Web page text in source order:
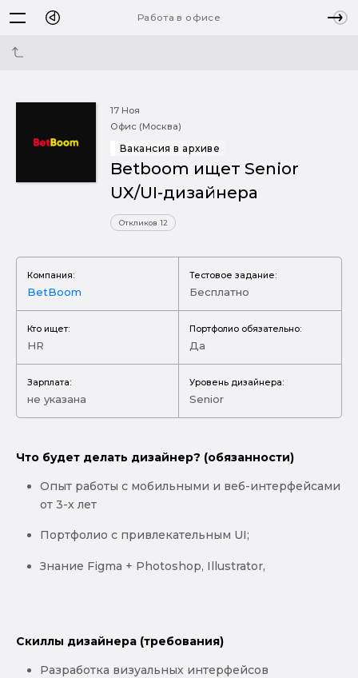
Работа в офисе
17 Ноя
Офис (Москва)
Вакансия в архиве
Betboom ищет Senior
UX/UI-дизайнера
Откликов 12
Компания:
BetBoom
Тестовое задание:
Бесплатно
Кто ищет:
HR
Портфолио обязательно:
Да
Зарплата:
не указана
Уровень дизайнера:
Senior
Что будет делать дизайнер? (обязанности)
Опыт работы с мобильными и веб-интерфейсами
от 3-х лет
Портфолио с привлекательным UI;
Знание Figma + Photoshop, Illustrator,
Скиллы дизайнера (требования)
Разработка визуальных интерфейсов